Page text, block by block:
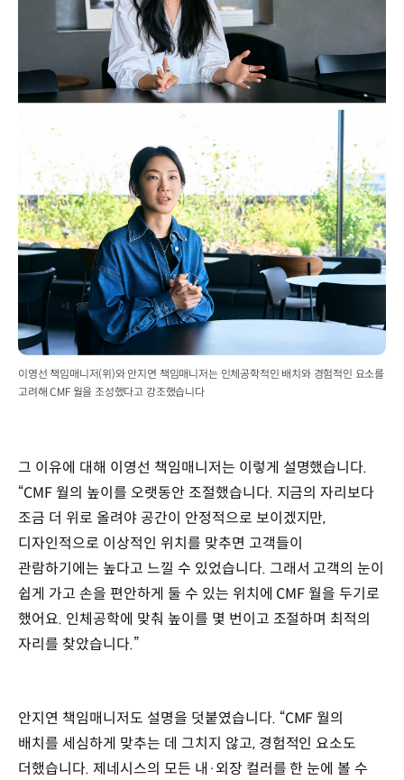
이영선 책임매니저(위)와 안지연 책임매니저는 인체공학적인 배치와 경험적인 요소를
고려해 CMF 월을 조성했다고 강조했습니다
그 이유에 대해 이영선 책임매니저는 이렇게 설명했습니다.
“CMF 월의 높이를 오랫동안 조절했습니다. 지금의 자리보다
조금 더 위로 올려야 공간이 안정적으로 보이겠지만,
디자인적으로 이상적인 위치를 맞추면 고객들이
관람하기에는 높다고 느낄 수 있었습니다. 그래서 고객의 눈이
쉽게 가고 손을 편안하게 둘 수 있는 위치에 CMF 월을 두기로
했어요. 인체공학에 맞춰 높이를 몇 번이고 조절하며 최적의
자리를 찾았습니다.”
안지연 책임매니저도 설명을 덧붙였습니다. “CMF 월의
배치를 세심하게 맞추는 데 그치지 않고, 경험적인 요소도
더했습니다. 제네시스의 모든 내·외장 컬러를 한 눈에 볼 수